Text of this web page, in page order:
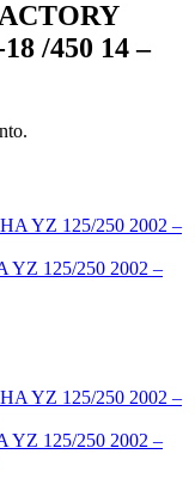
/450 14 –
125/250 2002 –
125/250 2002 –